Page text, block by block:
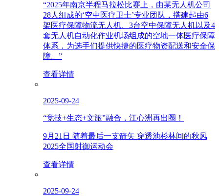
“2025年南京半程马拉松比赛上，由某无人机公司
28人组成的‘空中医疗卫士’专业团队，搭建起由6
架医疗保障物流无人机、3台空中保障无人机以及4
套无人机自动化作业机场组成的空地一体医疗保障
体系，为选手们提供快捷的医疗物资配送和安全保
障。”
查看详情
2025-09-24
“竞技+生态+文旅”融合，江心洲再出圈！
9月21日 随着最后一支箭矢 穿透池杉林间的秋风
2025全国射御运动会
查看详情
2025-09-24